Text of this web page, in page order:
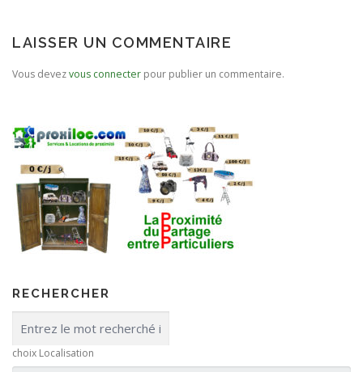
LAISSER UN COMMENTAIRE
Vous devezvous connecter pour publier un commentaire.
RECHERCHER
choix Localisation